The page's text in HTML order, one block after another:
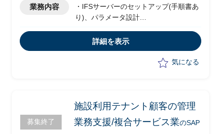
業務内容
・IFSサーバーのセットアップ(手順書あ
り)、パラメータ設計
詳細設計書作成(SAP領域のベースをIFS
向けに改版)
・インフラ/ベーシスいずれかのチームメ
詳細を表示
気になる
募集終了
施設利用テナント顧客の管理
業務支援/複合サービス業のSAP